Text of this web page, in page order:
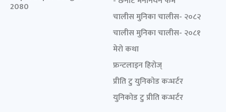
2080
चालीस मुनिका चालीस- २०८२
चालीस मुनिका चालीस- २०८१
मेरो कथा
फ्रन्टलाइन हिरोज्
प्रीति टु युनिकोड कन्भर्टर
युनिकोड टु प्रीति कन्भर्टर